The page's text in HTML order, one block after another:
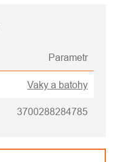
Parametr
Vaky a batohy
3700288284785